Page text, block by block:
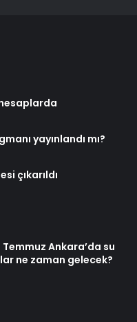
hesaplarda
yayınlandı mı?
çıkarıldı
Ankara’da su
ne zaman gelecek?